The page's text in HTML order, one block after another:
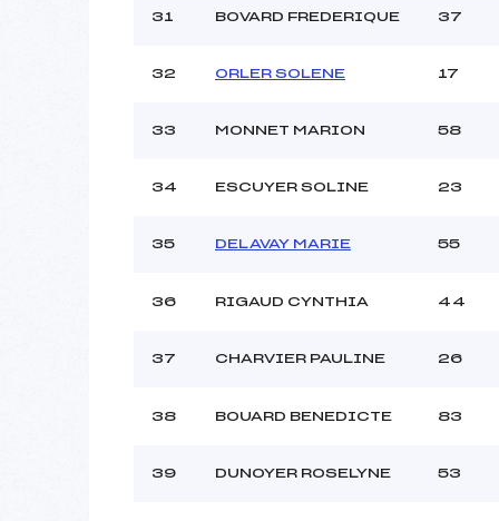
31 BOVARD FREDERIQUE 37
32 ORLER SOLENE 17
33 MONNET MARION 58
34 ESCUYER SOLINE 23
35 DELAVAY MARIE 55
36 RIGAUD CYNTHIA 44
37 CHARVIER PAULINE 26
38 BOUARD BENEDICTE 83
39 DUNOYER ROSELYNE 53